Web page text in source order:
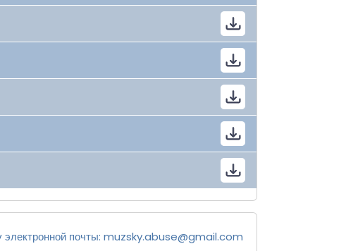
почты: muzsky.abuse@gmail.com